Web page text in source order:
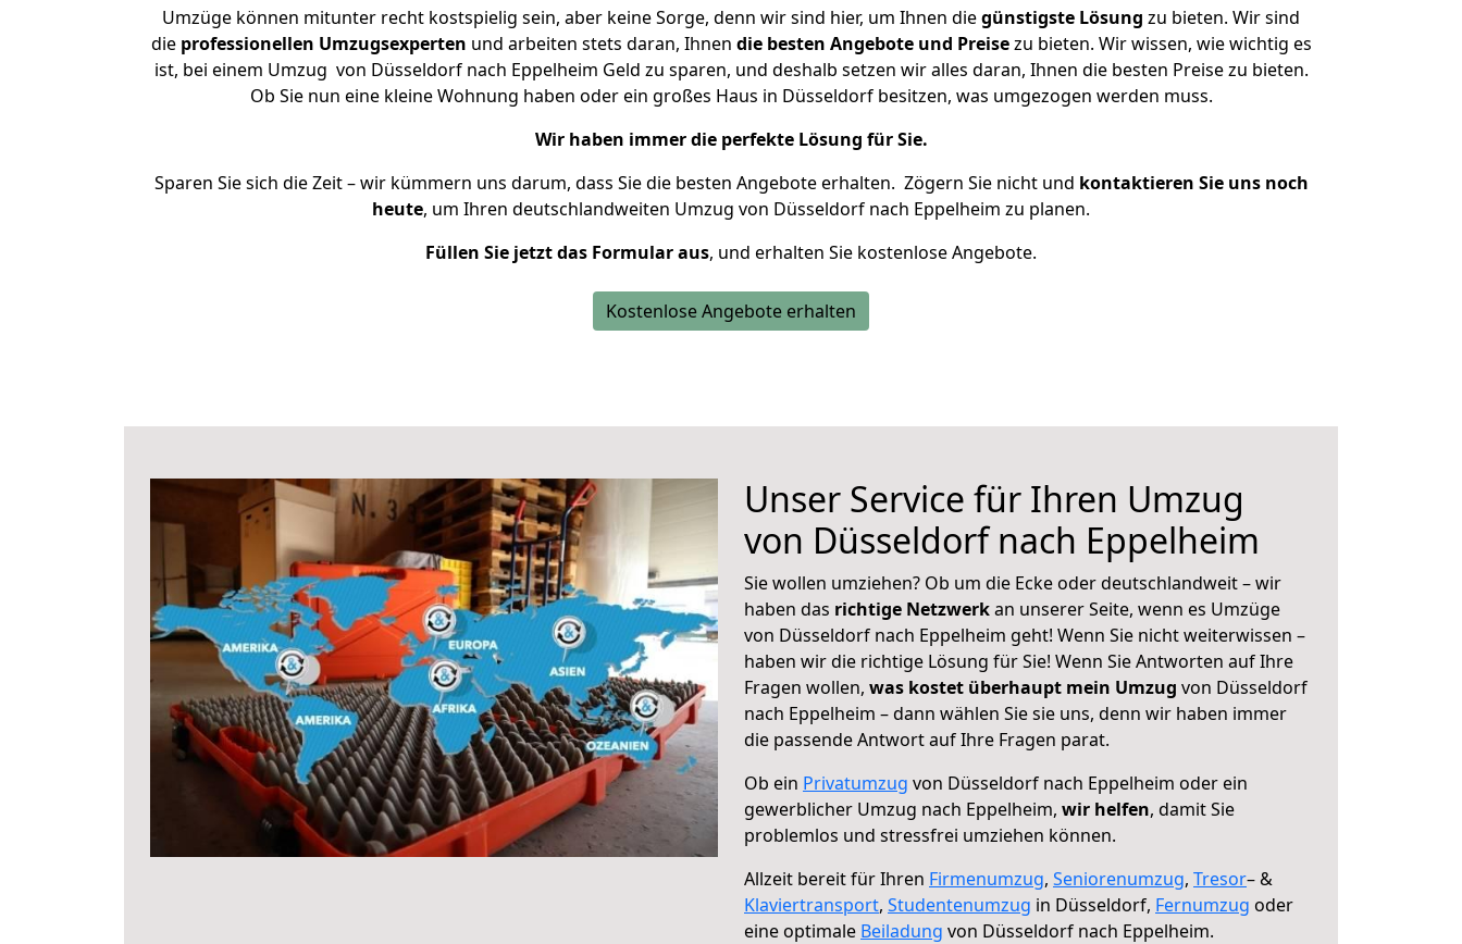
Umzüge können mitunter recht kostspielig sein, aber keine Sorge, denn wir sind hier, um Ihnen diegünstigste Lösung zu bieten. Wir sind
die professionellen Umzugsexperten und arbeiten stets daran, Ihnen die besten Angebote und Preisezu bieten. Wir wissen, wie wichtig es
ist, bei einem Umzug von Düsseldorf nach Eppelheim Geld zu sparen, und deshalb setzen wir alles daran, Ihnen die besten Preise zu bieten.
Ob Sie nun eine kleine Wohnung haben oder ein großes Haus in Düsseldorf besitzen, was umgezogen werden muss.
Wir haben immer die perfekte Lösung für Sie.
Sparen Sie sich die Zeit – wir kümmern uns darum, dass Sie die besten Angebote erhalten. Zögern Sie nicht und kontaktieren Sie uns noch
heute, um Ihren deutschlandweiten Umzug von Düsseldorf nach Eppelheim zu planen.
Füllen Sie jetzt das Formular aus, und erhalten Sie kostenlose Angebote.
Kostenlose Angebote erhalten
Unser Service für Ihren Umzug
von Düsseldorf nach Eppelheim
Sie wollen umziehen? Ob um die Ecke oder deutschlandweit – wir
haben das richtige Netzwerkan unserer Seite, wenn es Umzüge
von Düsseldorf nach Eppelheim geht! Wenn Sie nicht weiterwissen –
haben wir die richtige Lösung für Sie! Wenn Sie Antworten auf Ihre
Fragen wollen, was kostet überhaupt mein Umzug von Düsseldorf
nach Eppelheim – dann wählen Sie sie uns, denn wir haben immer
die passende Antwort auf Ihre Fragen parat.
Ob ein Privatumzug von Düsseldorf nach Eppelheim oder ein
gewerblicher Umzug nach Eppelheim, wir helfen, damit Sie
problemlos und stressfrei umziehen können.
Allzeit bereit für Ihren Firmenumzug, Seniorenumzug, Tresor– &
Klaviertransport, Studentenumzug in Düsseldorf, Fernumzug oder
eine optimale Beiladung von Düsseldorf nach Eppelheim.